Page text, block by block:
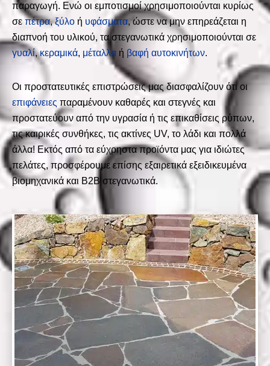
παραγωγή. Ενώ οι εμποτισμοί χρησιμοποιούνται κυρίως
σε πέτρα,ξύλο ή υφάσματα, ώστε να μην επηρεάζεται η
διαπνοή του υλικού, τα στεγανωτικά χρησιμοποιούνται σε
γυαλί,κεραμικά, μέταλλα ή βαφή αυτοκινήτων.
Οι προστατευτικές επιστρώσεις μας διασφαλίζουν ότι οι
επιφάνειες παραμένουν καθαρές και στεγνές και
προστατεύουν από την υγρασία ή τις επικαθίσεις ρύπων,
τις καιρικές συνθήκες, τις ακτίνες UV, το λάδι και πολλά
άλλα! Εκτός από τα εύχρηστα προϊόντα μας για ιδιώτες
πελάτες, προσφέρουμε επίσης εξαιρετικά εξειδικευμένα
βιομηχανικά και B2B στεγανωτικά.